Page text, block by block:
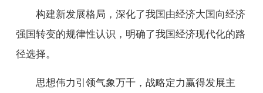
构建新发展格局，深化了我国由经济大国向经济
强国转变的规律性认识，明确了我国经济现代化的路
径选择。
思想伟力引领气象万千，战略定力赢得发展主